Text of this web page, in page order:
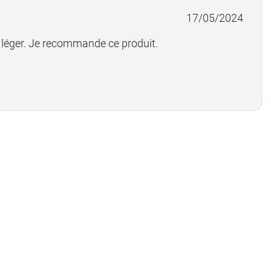
17/05/2024
Je recommande ce produit.